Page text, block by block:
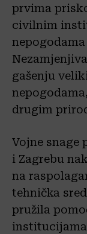
prvima
civilnim
gašenju
drugim
Vojne snage
i Zagrebu
na
tehnička
pružila